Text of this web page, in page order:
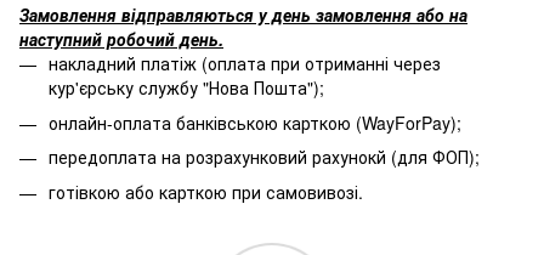
Замовлення відправляються у день замовлення або на
наступний робочий день.
накладний платіж (оплата при отриманні через
кур'єрську службу "Нова Пошта");
онлайн-оплата банківською карткою (WayForPay);
передоплата на розрахунковий рахунокй (для ФОП);
готівкою або карткою при самовивозі.